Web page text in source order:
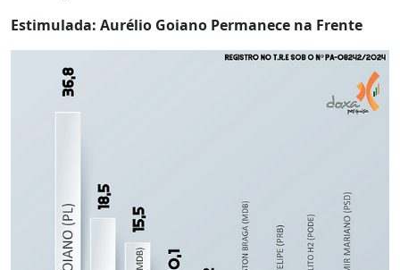
Estimulada: Aurélio Goiano Permanece na Frente